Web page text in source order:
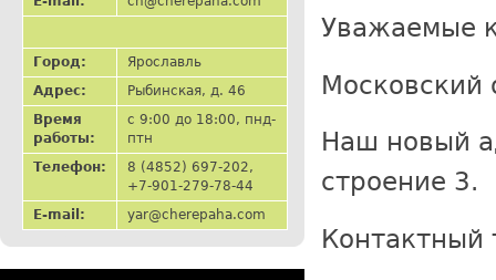
Город:
Ярославль
Адрес:
Рыбинская, д. 46
Время
работы:
с 9:00 до 18:00, пнд-
птн
Телефон:
8 (4852) 697-202,
+7-901-279-78-44
E-mail:
yar@cherepaha.com
Уважаемые
Московский
Наш новый
строение 3.